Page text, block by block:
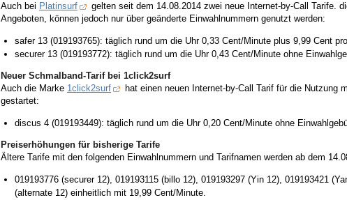
Auch bei Platinsurf
gelten seit dem 14.08.2014 zwei neue Internet-by-Call Tarife.
Angeboten, können jedoch nur über geänderte Einwahlnummern genutzt werden:
safer 13 (019193765): täglich rund um die Uhr 0,33 Cent/Minute plus 9,99 Cent
securer 13 (019193772): täglich rund um die Uhr 0,43 Cent/Minute ohne
Neuer Schmalband-Tarif bei 1click2surf
Auch die Marke 1click2surf
hat einen neuen Internet-by-Call Tarif für die Nutzung
gestartet:
discus 4 (019193449): täglich rund um die Uhr 0,20 Cent/Minute ohne
Preiserhöhungen für bisherige Tarife
Ältere Tarife mit den folgenden Einwahlnummern und Tarifnamen werden ab dem
019193776 (securer 12), 019193115 (billo 12), 019193297 (Yin 12), 019193421
(alternate 12) einheitlich mit 19,99 Cent/Minute.